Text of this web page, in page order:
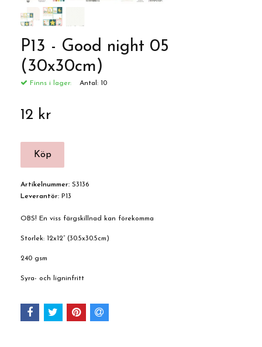
P13 - Good night 05
(30x30cm)
Finns i lager: Antal: 10
12 kr
Artikelnummer: S3136
Leverantör: P13
OBS! En viss färgskillnad kan förekomma
Storlek: 12x12” (30.5x30.5cm)
240 gsm
Syra- och ligninfritt